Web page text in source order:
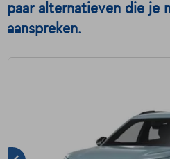
paar alternatieven die je
aanspreken.